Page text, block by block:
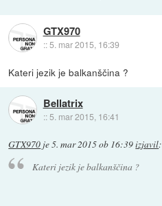
GTX970
::5. mar 2015, 16:39
Kateri jezik je balkanščina ?
Bellatrix
:: 5. mar 2015, 16:41
GTX970 je5. mar 2015 ob 16:39izjavil:
Kateri jezik je balkanščina ?